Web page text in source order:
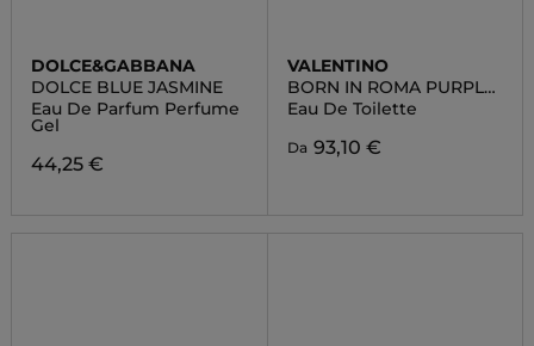
DOLCE&GABBANA
DOLCE BLUE JASMINE
Eau De Parfum Perfume
Gel
44,25 €
VALENTINO
BORN IN ROMA PURPLE
UOMO
Eau De Toilette
Da 93,10 €